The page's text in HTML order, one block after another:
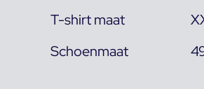
T-shirt maat
Schoenmaat